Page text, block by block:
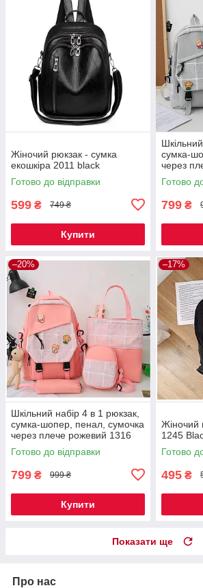
Жіночий рюкзак - сумка
екошкіра 2011 black
Готово до відправки
599 ₴ 749 ₴
Купити
сумка-
через
Готово
799 ₴
–20%
Шкільний набір 4 в 1 рюкзак,
сумка-шопер, пенал, сумочка
через плече рожевий 1316
Готово до відправки
799 ₴ 999 ₴
Купити
–17%
Жіночий
1245
Готово
495 ₴
Показати ще
Про нас